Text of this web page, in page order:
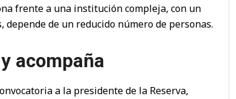
frente a una institución compleja, con un
de un reducido número de personas.
acompaña
a la presidente de la Reserva,